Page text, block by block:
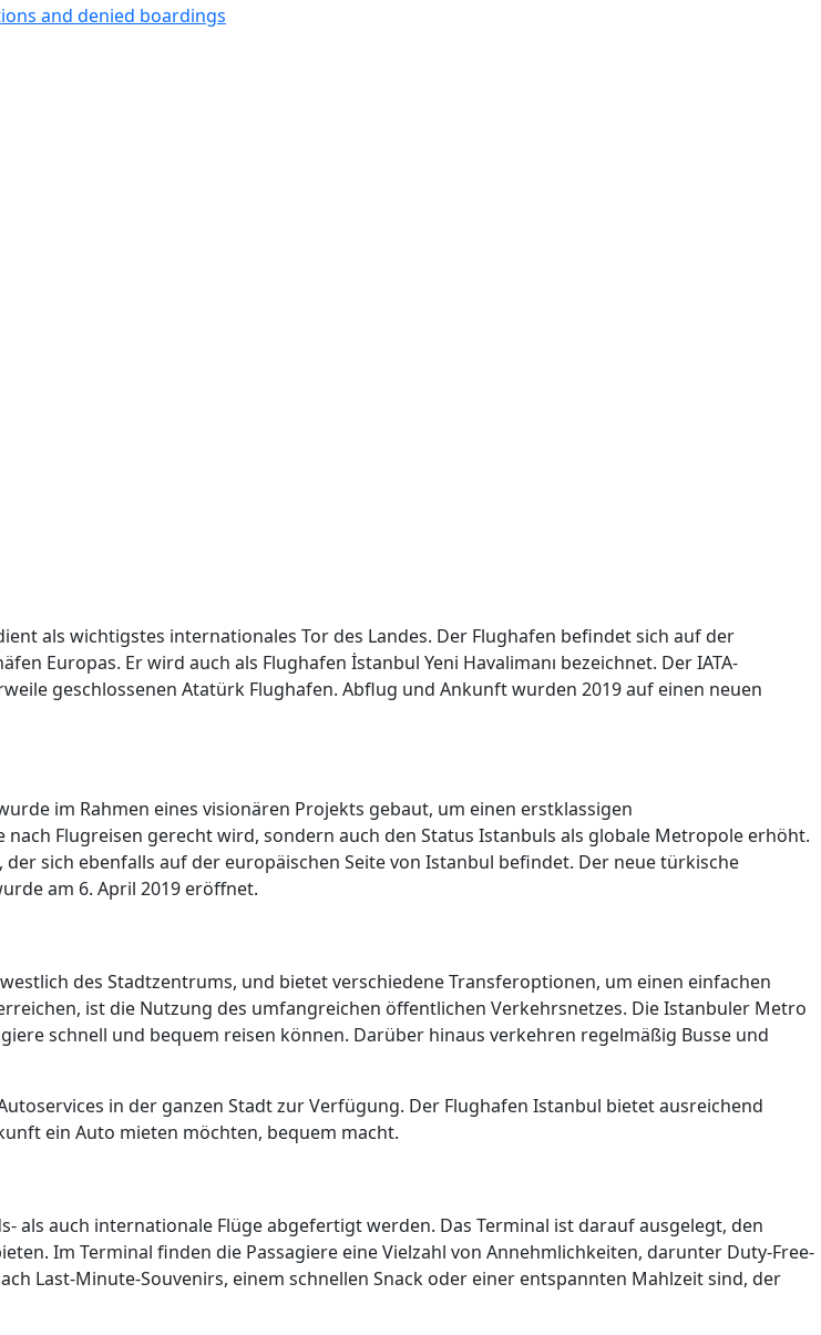
als wichtigstes internationales Tor des Landes. Der Flughafen befindet sich auf der
Europas. Er wird auch als Flughafen İstanbul Yeni Havalimanı bezeichnet. Der IATA-
geschlossenen Atatürk Flughafen. Abflug und Ankunft wurden 2019 auf einen neuen
im Rahmen eines visionären Projekts gebaut, um einen erstklassigen
Flugreisen gerecht wird, sondern auch den Status Istanbuls als globale Metropole erhöht.
sich ebenfalls auf der europäischen Seite von Istanbul befindet. Der neue türkische
am 6. April 2019 eröffnet.
des Stadtzentrums, und bietet verschiedene Transferoptionen, um einen einfachen
ist die Nutzung des umfangreichen öffentlichen Verkehrsnetzes. Die Istanbuler Metro
schnell und bequem reisen können. Darüber hinaus verkehren regelmäßig Busse und
in der ganzen Stadt zur Verfügung. Der Flughafen Istanbul bietet ausreichend
ein Auto mieten möchten, bequem macht.
als auch internationale Flüge abgefertigt werden. Das Terminal ist darauf ausgelegt, den
Im Terminal finden die Passagiere eine Vielzahl von Annehmlichkeiten, darunter Duty-Free-
Last-Minute-Souvenirs, einem schnellen Snack oder einer entspannten Mahlzeit sind, der